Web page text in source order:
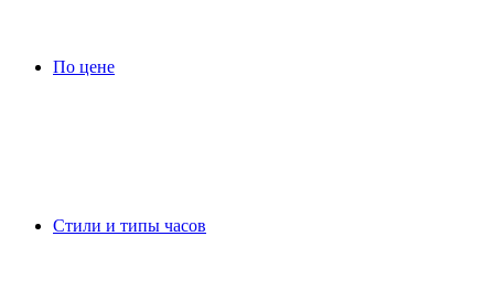
По цене
Стили и типы часов